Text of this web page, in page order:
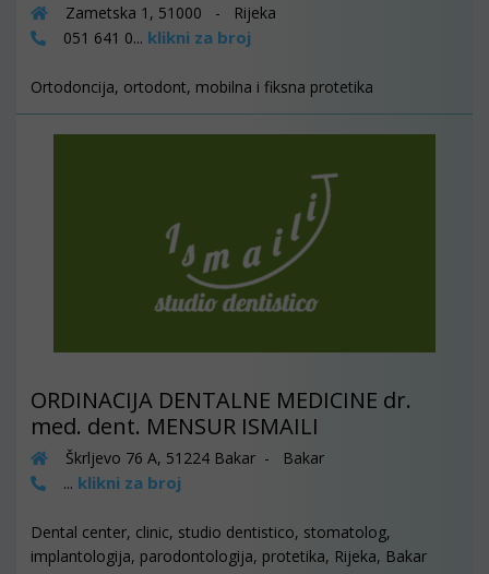
Zametska 1, 51000 - Rijeka
051 641 0... klikni za broj
Ortodoncija, ortodont, mobilna i fiksna protetika
ORDINACIJA DENTALNE MEDICINE dr.
med. dent. MENSUR ISMAILI
Škrljevo 76 A, 51224 Bakar - Bakar
... klikni za broj
Dental center, clinic, studio dentistico, stomatolog,
implantologija, parodontologija, protetika, Rijeka, Bakar